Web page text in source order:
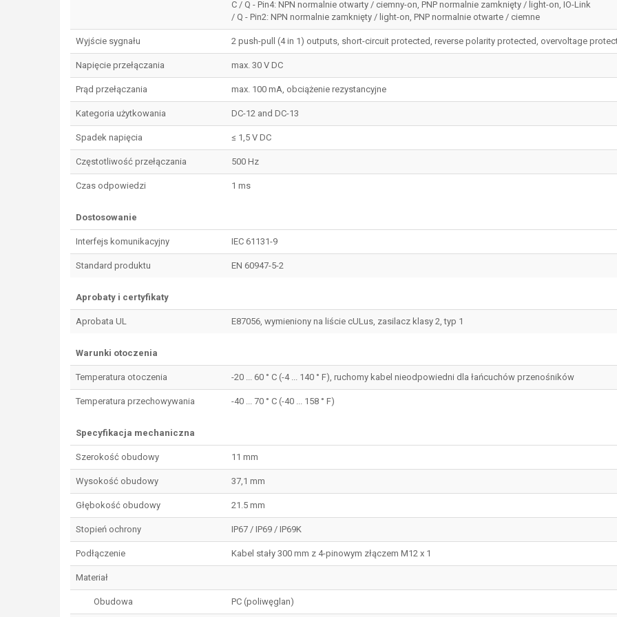
C / Q - Pin4: NPN normalnie otwarty / ciemny-on, PNP normalnie zamknięty / light-on, IO-Link
/ Q - Pin2: NPN normalnie zamknięty / light-on, PNP normalnie otwarte / ciemne
Wyjście sygnału 2 push-pull (4 in 1) outputs, short-circuit protected, reverse polarity protected, overvoltage
Napięcie przełączania max. 30 V DC
Prąd przełączania max. 100 mA, obciążenie rezystancyjne
Kategoria użytkowania DC-12 and DC-13
Spadek napięcia ≤ 1,5 V DC
Częstotliwość przełączania 500 Hz
Czas odpowiedzi 1 ms
Dostosowanie
Interfejs komunikacyjny IEC 61131-9
Standard produktu EN 60947-5-2
Aprobaty i certyfikaty
Aprobata UL E87056, wymieniony na liście cULus, zasilacz klasy 2, typ 1
Warunki otoczenia
Temperatura otoczenia -20 ... 60 ° C (-4 ... 140 ° F), ruchomy kabel nieodpowiedni dla łańcuchów przenośników
Temperatura przechowywania -40 ... 70 ° C (-40 ... 158 ° F)
Specyfikacja mechaniczna
Szerokość obudowy 11 mm
Wysokość obudowy 37,1 mm
Głębokość obudowy 21.5 mm
Stopień ochrony IP67 / IP69 / IP69K
Podłączenie Kabel stały 300 mm z 4-pinowym złączem M12 x 1
Materiał
Obudowa PC (poliwęglan)